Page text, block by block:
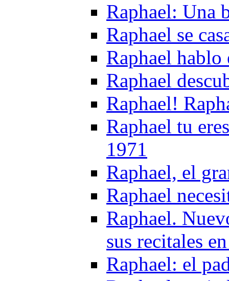
Raphael: Una
Raphael se
Raphael
Raphael
Raphael!
Raphael tu
1971
Raphael, el
Raphael
Raphael.
sus recitales
Raphael: el